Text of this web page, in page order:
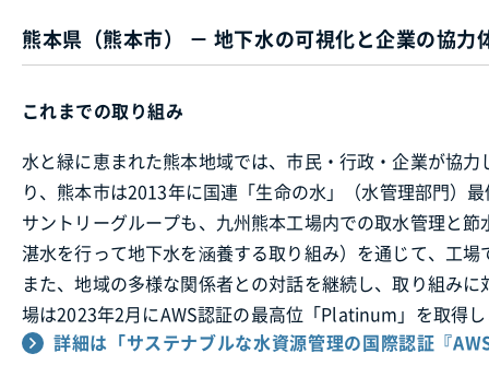
熊本県（熊本市） － 地下水の可視化と企業の協力
これまでの取り組み
水と緑に恵まれた熊本地域では、市民・行政・企業が協
り、熊本市は2013年に国連「生命の水」（水管理部門）
サントリーグループも、九州熊本工場内での取水管理と
湛水を行って地下水を涵養する取り組み）を通じて、工
また、地域の多様な関係者との対話を継続し、取り組み
場は2023年2月にAWS認証の最高位「Platinum」を取得
詳細は「サステナブルな水資源管理の国際認証『